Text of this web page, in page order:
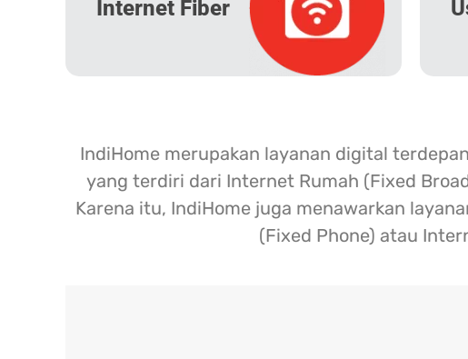
Internet Fiber
IndiHome merupakan layanan digital
yang terdiri dari Internet Rumah (Fixed
Karena itu, IndiHome juga menawarkan
(Fixed Phone) atau